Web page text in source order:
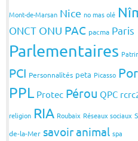
Mont-de-Marsan Nice no mas olé
ONCT ONU PAC pacma Paris
Parlementaires
PCI Personnalités peta Picasso
PPL Protec Pérou QPC
religion RIA Roubaix Réseaux sociaux
de-la-Mer savoir animal spa